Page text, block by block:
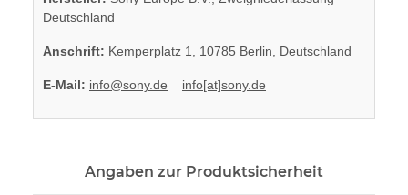
Deutschland
Anschrift: Kemperplatz 1, 10785 Berlin, Deutschland
E-Mail: info@sony.de info[at]sony.de
Angaben zur Produktsicherheit